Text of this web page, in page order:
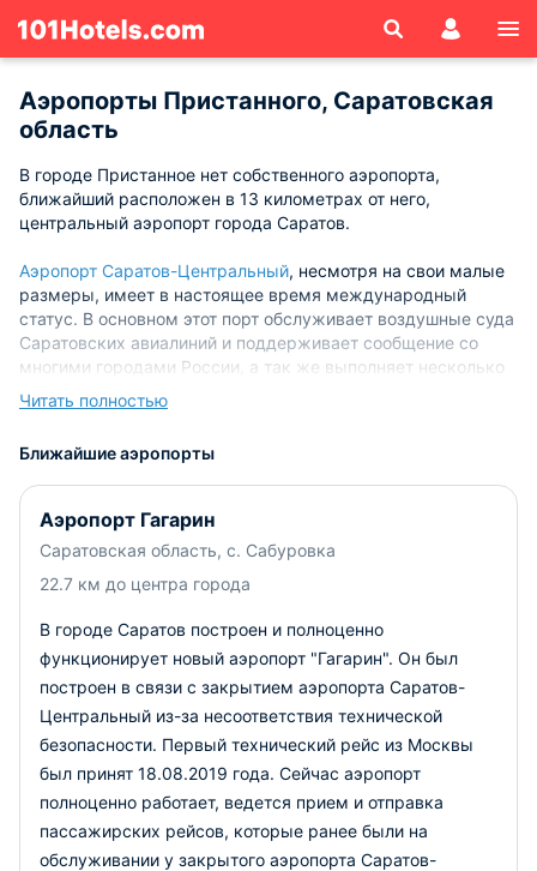
Аэропорты Пристанного, Саратовская
область
В городе Пристанное нет собственного аэропорта,
ближайший расположен в 13 километрах от него,
центральный аэропорт города Саратов.
Аэропорт Саратов-Центральный, несмотря на свои малые
размеры, имеет в настоящее время международный
статус. В основном этот порт обслуживает воздушные суда
Саратовских авиалиний и поддерживает сообщение со
многими городами России, а так же выполняет несколько
международных рейсов. История аэропорта начинается в
1912 году. С тех пор он претерпел массу изменений. В
не случилось.Ввиду международного статуса внутренняя
инфраструктура и сфера услуг аэропорта поддерживается
на высоком уровне. Здесь есть все необходимое для
комфортного ожидания вылета – кафе, ресторан, комната
отдыха и отель при аэровокзале.
полосы аэропорт может принимать только принимать
только легкие воздушные суда, но работы по ее
реконструкции уже ведутся. Аэропорт Саратов-
Центральный расположен всего в 3 км от центральной
части города, поэтому находится в зоне легкой
доступности. Сюда можно добраться на автобусе №90 и
маршрутных такси №№ 13, 31, 45, 65, 89, 115.
Читать полностью
Ближайшие аэропорты
Аэропорт Гагарин
Саратовская область, с. Сабуровка
22.7 км до центра города
В городе Саратов построен и полноценно
функционирует новый аэропорт "Гагарин". Он был
построен в связи с закрытием аэропорта Саратов-
Центральный из-за несоответствия технической
безопасности. Первый технический рейс из Москвы
был принят 18.08.2019 года. Сейчас аэропорт
полноценно работает, ведется прием и отправка
пассажирских рейсов, которые ранее были на
обслуживании у закрытого аэропорта Саратов-